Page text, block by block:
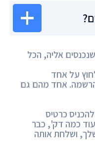
אליה, הכל
על אחד
אחד מהם גם
כרטיס
כמה דק', כבר
ושלחת אותה